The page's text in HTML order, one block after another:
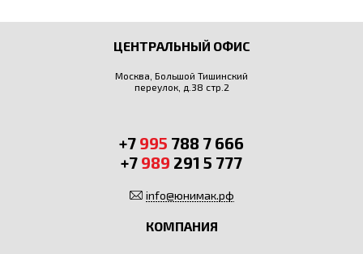
ЦЕНТРАЛЬНЫЙ ОФИС
Москва, Большой Тишинский
переулок, д.38 стр.2
+7 995 788 7 666
+7 989 291 5 777
info@юнимак.рф
КОМПАНИЯ